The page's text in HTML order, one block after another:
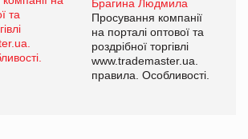
Брагина Людмила
Просування компанії
на порталі оптової та
роздрібної торгівлі
www.trademaster.ua.
правила. Особливості.